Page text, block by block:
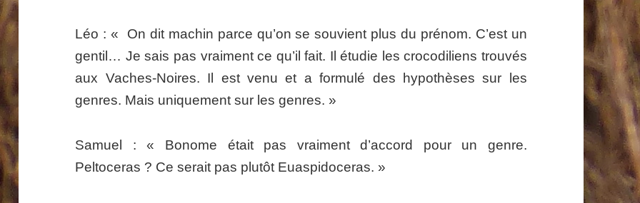
Léo : « On dit machin parce qu’on se souvient plus du prénom. C’est un
gentil… Je sais pas vraiment ce qu’il fait. Il étudie les crocodiliens trouvés
aux Vaches-Noires. Il est venu et a formulé des hypothèses sur les
genres. Mais uniquement sur les genres. »
Samuel : « Bonome était pas vraiment d’accord pour un genre.
Peltoceras ? Ce serait pas plutôt Euaspidoceras. »